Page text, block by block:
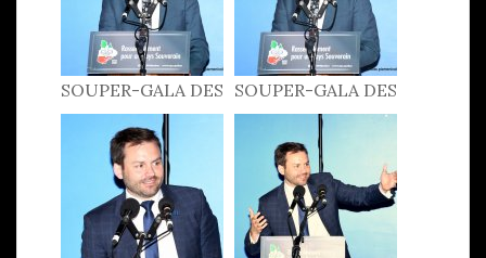
SOUPER-GALA DES
PATRIOTES 2022
SOUPER-GALA DES
PATRIOTES 2022